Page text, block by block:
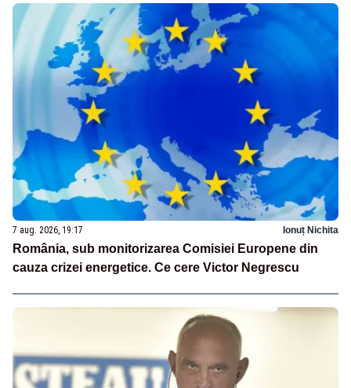
7 aug. 2026, 19:17 Ionuț Nichita
România, sub monitorizarea Comisiei Europene din
cauza crizei energetice. Ce cere Victor Negrescu